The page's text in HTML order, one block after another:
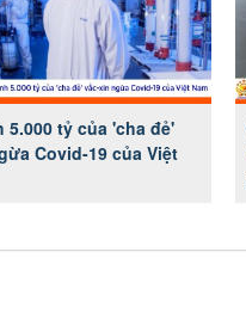
5.000 tỷ của 'cha đẻ'
Covid-19 của Việt